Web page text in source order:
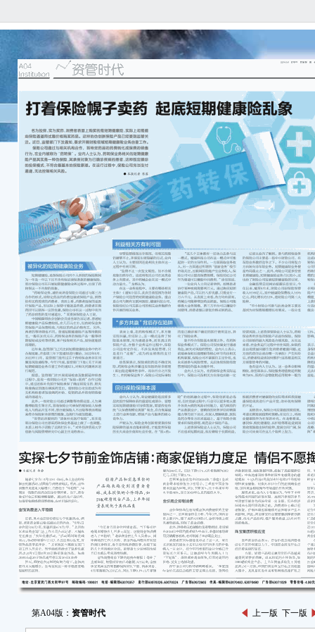
第A04版： 资管时代 上一版 下一版